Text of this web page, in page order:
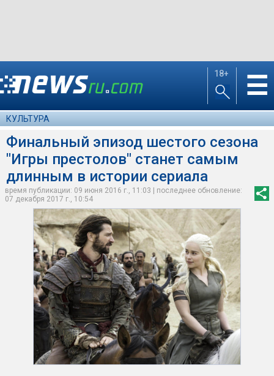
18+ ☰
КУЛЬТУРА
Финальный эпизод шестого сезона
"Игры престолов" станет самым
длинным в истории сериала
время публикации: 09 июня 2016 г., 11:03 | последнее обновление:
07 декабря 2017 г., 10:54